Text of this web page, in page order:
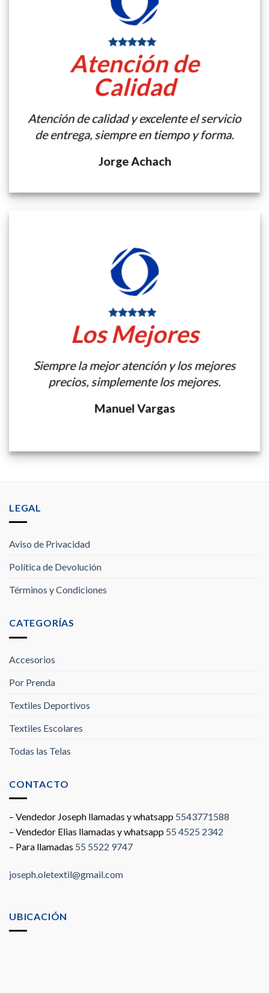
Atención de
Calidad
Atención de calidad y excelente el servicio
de entrega, siempre en tiempo y forma.
Jorge Achach
Los Mejores
Siempre la mejor atención y los mejores
precios, simplemente los mejores.
Manuel Vargas
LEGAL
Aviso de Privacidad
Política de Devolución
Términos y Condiciones
CATEGORÍAS
Accesorios
Por Prenda
Textiles Deportivos
Textiles Escolares
Todas las Telas
CONTACTO
– Vendedor Joseph llamadas y whatsapp 5543771588
– Vendedor Elias llamadas y whatsapp 55 4525 2342
– Para llamadas 55 5522 9747
joseph.oletextil@gmail.com
UBICACIÓN